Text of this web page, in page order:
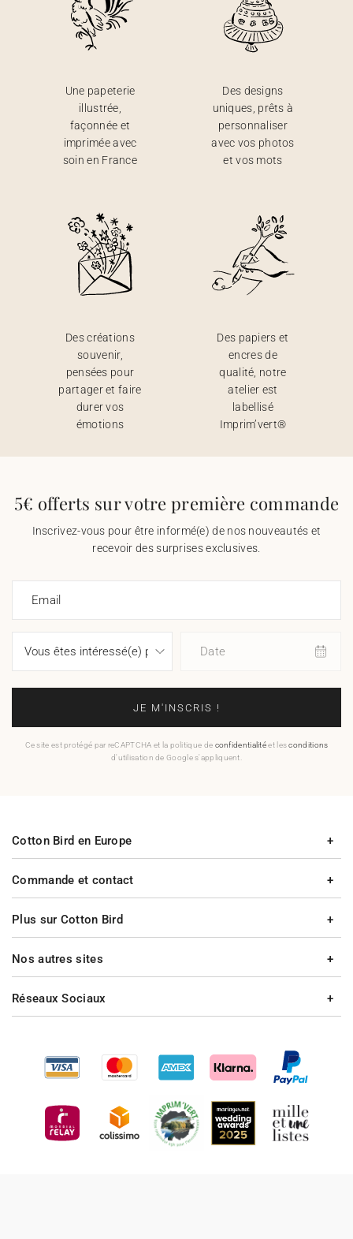
Une papeterie
illustrée,
façonnée et
imprimée avec
soin en France
Des designs
uniques, prêts à
personnaliser
avec vos photos
et vos mots
Des créations
souvenir,
pensées pour
partager et faire
durer vos
émotions
Des papiers et
encres de
qualité, notre
atelier est
labellisé
Imprim’vert®
5€ offerts sur votre première commande
Inscrivez-vous pour être informé(e) de nos nouveautés et
recevoir des surprises exclusives.
Email
Date
JE M'INSCRIS !
Ce site est protégé par reCAPTCHA et la politique de confidentialitéet lesconditions
d'utilisation de Google s'appliquent.
Commande et contact
Plus sur Cotton Bird
Cotton Bird en Europe
Nos autres sites
Réseaux Sociaux